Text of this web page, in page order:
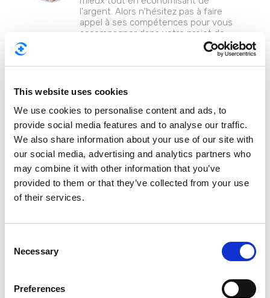
This website uses cookies
We use cookies to personalise content and ads, to
provide social media features and to analyse our traffic.
We also share information about your use of our site with
our social media, advertising and analytics partners who
may combine it with other information that you’ve
provided to them or that they’ve collected from your use
of their services.
Necessary
Preferences
l'argent. Alors n'hésitez pas à faire
appel à ses compétences pour vous
accompagner dans votre projet de